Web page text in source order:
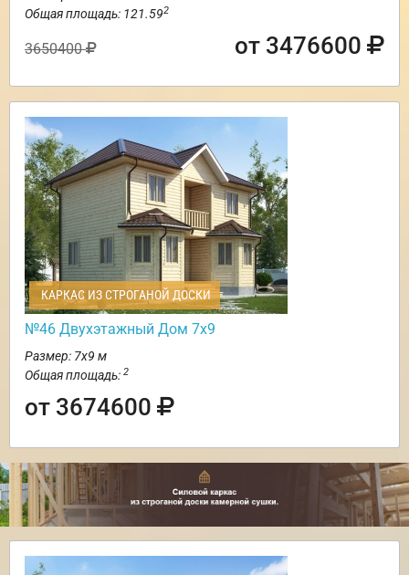
Общая площадь: 121.592
3650400 от 3476600
КАРКАС ИЗ СТРОГАНОЙ ДОСКИ
№46 Двухэтажный Дом 7х9
Размер: 7х9 м
Общая площадь: 2
от 3674600